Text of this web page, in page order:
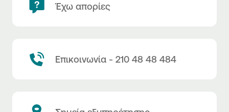
Έχω απορίες
Επικοινωνία - 210 48 48 484